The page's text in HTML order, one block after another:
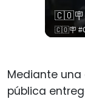
Mediante
pública